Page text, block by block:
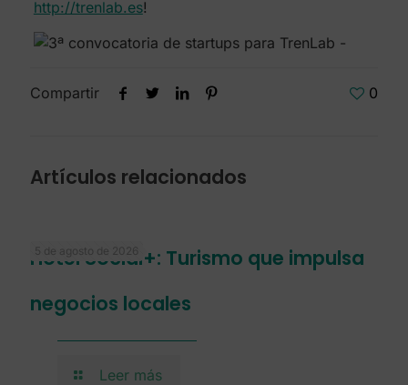
http://trenlab.es!
Compartir 0
Artículos relacionados
5 de agosto de 2026
Hotel Social+: Turismo que impulsa
negocios locales
Leer más